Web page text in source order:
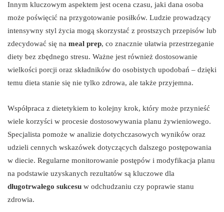
Innym kluczowym aspektem jest ocena czasu, jaki dana osoba
może poświęcić na przygotowanie posiłków. Ludzie prowadzący
intensywny styl życia mogą skorzystać z prostszych przepisów lub
zdecydować się na meal prep, co znacznie ułatwia przestrzeganie
diety bez zbędnego stresu. Ważne jest również dostosowanie
wielkości porcji oraz składników do osobistych upodobań – dzięki
temu dieta stanie się nie tylko zdrowa, ale także przyjemna.
Współpraca z dietetykiem to kolejny krok, który może przynieść
wiele korzyści w procesie dostosowywania planu żywieniowego.
Specjalista pomoże w analizie dotychczasowych wyników oraz
udzieli cennych wskazówek dotyczących dalszego postępowania
w diecie. Regularne monitorowanie postępów i modyfikacja planu
na podstawie uzyskanych rezultatów są kluczowe dla
długotrwałego sukcesu w odchudzaniu czy poprawie stanu
zdrowia.